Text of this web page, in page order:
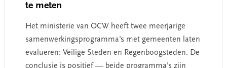
te meten
Het ministerie van OCW heeft twee meerjarige
samenwerkingsprogramma's met gemeenten laten
evalueren: Veilige Steden en Regenboogsteden. De
conclusie is positief — beide programma's zijn